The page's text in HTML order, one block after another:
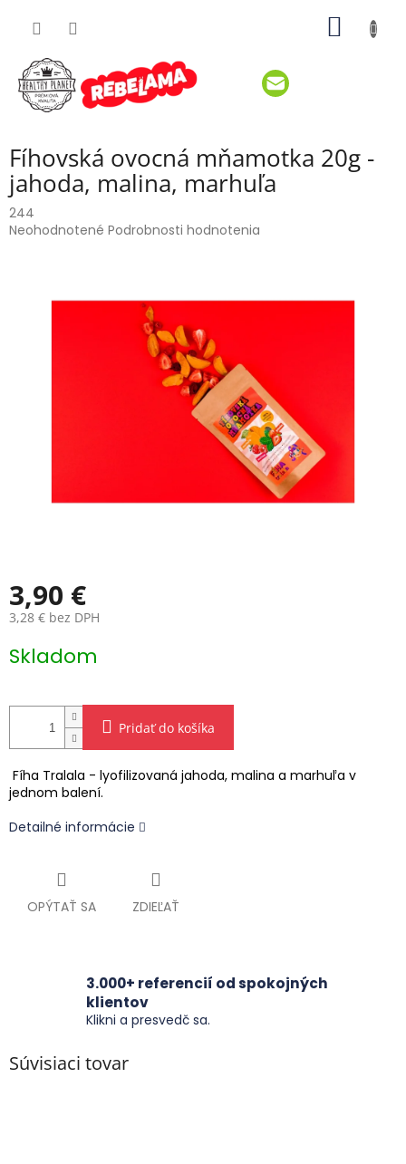
Fíhovská ovocná mňamotka 20g -
jahoda, malina, marhuľa
244
Priemerné
Neohodnotené Podrobnosti hodnotenia
3,90 €
3,28 € bez DPH
cena:
Skladom
Pridať do košíka
Fíha Tralala - lyofilizovaná jahoda, malina a marhuľa v
jednom balení.
Detailné informácie
OPÝTAŤ SA ZDIEĽAŤ
3.000+ referencií od spokojných
klientov
Klikni a presvedč sa.
Súvisiaci tovar